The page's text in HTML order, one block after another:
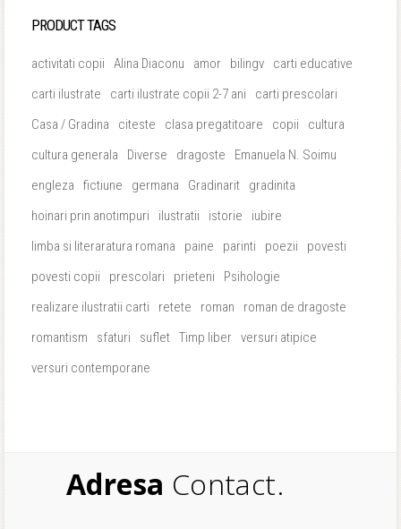
PRODUCT TAGS
activitati copii Alina Diaconu amor bilingv
carti educative
carti ilustrate
carti ilustrate copii 2-7 ani
carti prescolari
Casa / Gradina
citeste clasa pregatitoare copii
cultura
cultura generala
Diverse dragoste
Emanuela N. Soimu
engleza
fictiune germana Gradinarit
gradinita
hoinari prin anotimpuri
ilustratii istorie
iubire
limba si literaratura romana
paine parinti poezii
povesti
povesti copii
prescolari prieteni
Psihologie
realizare ilustratii carti
retete roman
roman de dragoste
romantism
sfaturi suflet Timp liber versuri atipice
versuri contemporane
Adresa Contact.